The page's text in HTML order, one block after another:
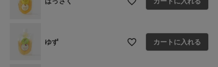
お問い合わせ
ゆず カートに入れる